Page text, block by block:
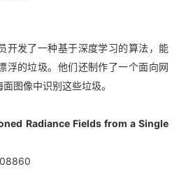
开发了一种基于深度学习的算法，能
浮的垃圾。他们还制作了一个面向网
图像中识别这些垃圾。
Radiance Fields from a Single